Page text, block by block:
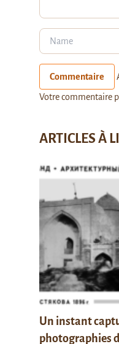
Commentaire
Votre commentaire
ARTICLES À
Un instant
photographies